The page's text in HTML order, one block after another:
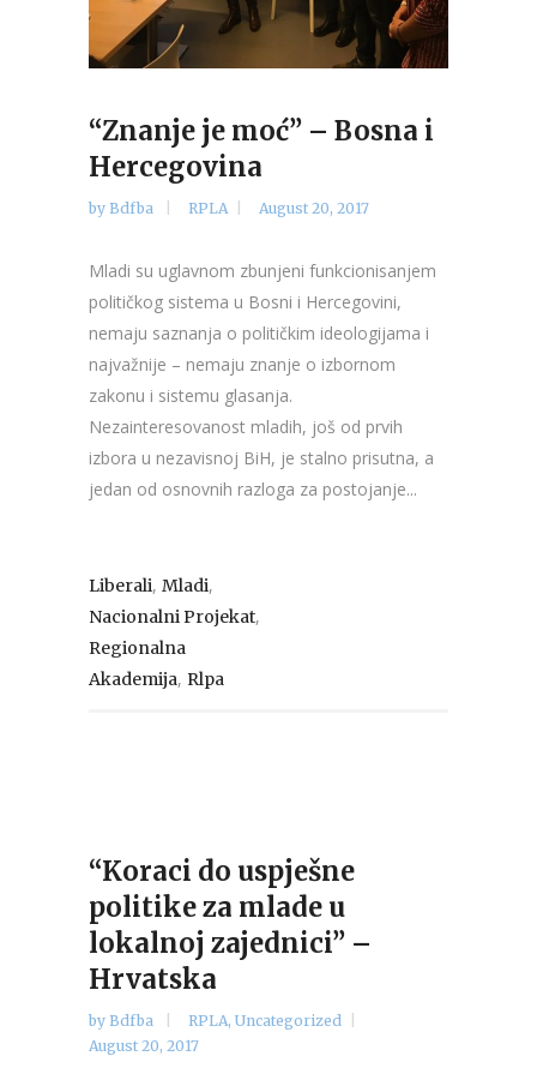
“Znanje je moć” – Bosna i
Hercegovina
by Bdfba RPLA August 20, 2017
Mladi su uglavnom zbunjeni funkcionisanjem
političkog sistema u Bosni i Hercegovini,
nemaju saznanja o političkim ideologijama i
najvažnije – nemaju znanje o izbornom
zakonu i sistemu glasanja.
Nezainteresovanost mladih, još od prvih
izbora u nezavisnoj BiH, je stalno prisutna, a
jedan od osnovnih razloga za postojanje...
Liberali, Mladi,
Nacionalni Projekat,
Regionalna
Akademija, Rlpa
“Koraci do uspješne
politike za mlade u
lokalnoj zajednici” –
Hrvatska
by Bdfba RPLA, Uncategorized
August 20, 2017